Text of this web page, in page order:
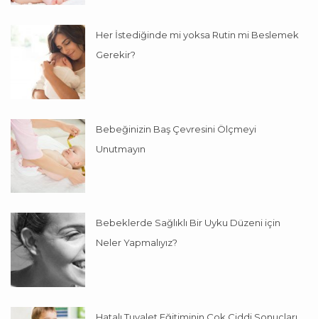
Her İstediğinde mi yoksa Rutin mi Beslemek
Gerekir?
Bebeğinizin Baş Çevresini Ölçmeyi
Unutmayın
Bebeklerde Sağlıklı Bir Uyku Düzeni için
Neler Yapmalıyız?